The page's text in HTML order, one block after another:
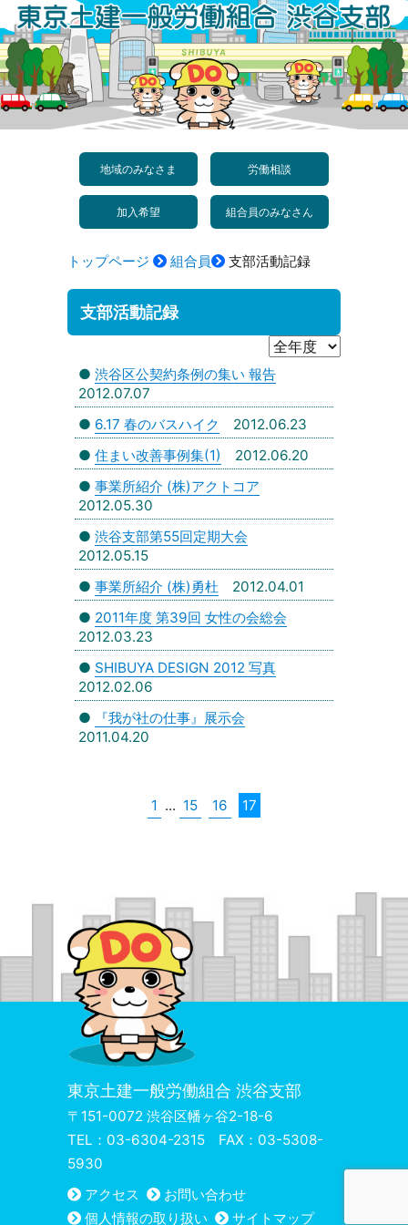
ン
テ
ン
ツ
地域のみなさま 労働相談
加入希望 組合員のみなさん
トップページ 組合員 支部活動記録
支部活動記録
● 渋谷区公契約条例の集い 報告
2012.07.07
● 6.17 春のバスハイク
2012.06.23
● 住まい改善事例集(1)
2012.06.20
● 事業所紹介 (株)アクトコア
2012.05.30
● 渋谷支部第55回定期大会
2012.05.15
● 事業所紹介 (株)勇杜
2012.04.01
● 2011年度 第39回 女性の会総会
2012.03.23
● SHIBUYA DESIGN 2012 写真
2012.02.06
●
『我が社の仕事』展示会
2011.04.20
1 ... 15 16 17
東京土建一般労働組合 渋谷支部
〒151-0072 渋谷区幡ヶ谷2-18-6
TEL：03-6304-2315 FAX：03-5308-
5930
アクセス
お問い合わせ
個人情報の取り扱い
サイトマップ